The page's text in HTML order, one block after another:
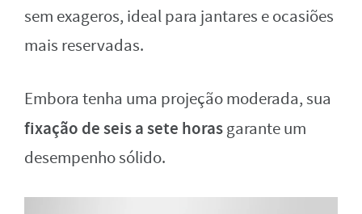
sem exageros, ideal para jantares e ocasiões
mais reservadas.
Embora tenha uma projeção moderada, sua
fixação de seis a sete horasgarante um
desempenho sólido.